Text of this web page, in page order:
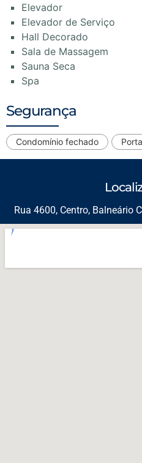
Elevador
Elevador de Serviço
Hall Decorado
Sala de Massagem
Sauna Seca
Spa
Segurança
Condomínio fechado
Rua 4600, Centro, Balneário